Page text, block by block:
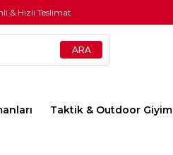
& Hızlı Teslimat
Taktik & Outdoor Giyim